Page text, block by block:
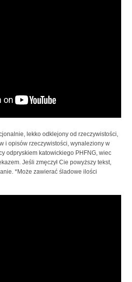
lekko odklejony od rzeczywistości,
i opisów rzeczywistości, wynaleziony w
odpryskiem katowickiego PHFNG, wiec
Jeśli zmęczył Cie powyższy tekst,
*Może zawierać śladowe ilości